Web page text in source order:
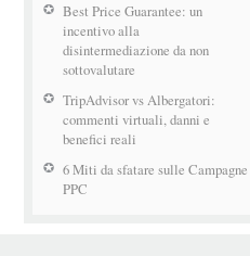
Best Price Guarantee: un
incentivo alla
disintermediazione da non
sottovalutare
TripAdvisor vs Albergatori:
commenti virtuali, danni e
benefici reali
6 Miti da sfatare sulle Campagne
PPC